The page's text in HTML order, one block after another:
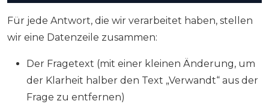
Für jede Antwort, die wir verarbeitet haben, stellen
wir eine Datenzeile zusammen:
Der Fragetext (mit einer kleinen Änderung, um
der Klarheit halber den Text „Verwandt“ aus der
Frage zu entfernen)